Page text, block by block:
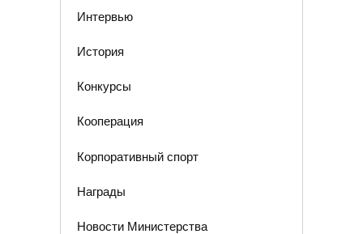
Интервью
История
Конкурсы
Кооперация
Корпоративный спорт
Награды
Новости Министерства